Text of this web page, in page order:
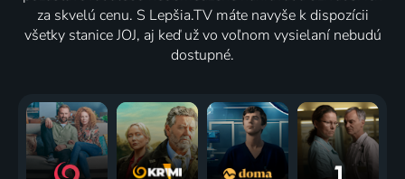
za skvelú cenu. S Lepšia.TV máte navyše k dispozícii
všetky stanice JOJ, aj keď už vo voľnom vysielaní nebudú
dostupné.